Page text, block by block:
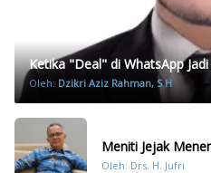
Ketika "Deal" di WhatsApp
Oleh: Dzikri Aziz Rahman, S.H
Meniti Jejak
Oleh: Drs. H. Jufri